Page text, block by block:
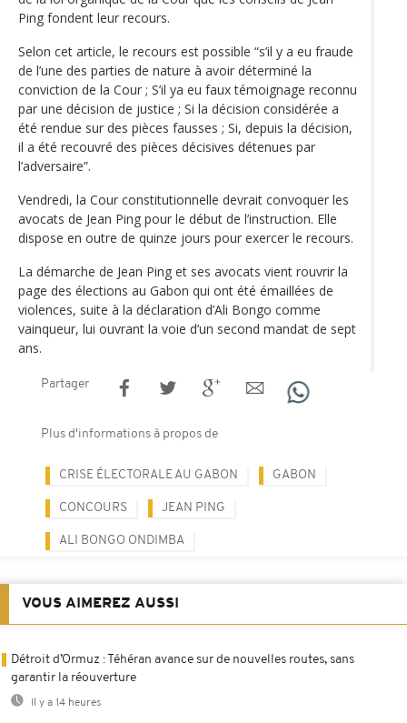
Ping fondent leur recours.
Selon cet article, le recours est possible “s’il y a eu fraude
de l’une des parties de nature à avoir déterminé la
conviction de la Cour ; S’il ya eu faux témoignage reconnu
par une décision de justice ; Si la décision considérée a
été rendue sur des pièces fausses ; Si, depuis la décision,
il a été recouvré des pièces décisives détenues par
l’adversaire”.
Vendredi, la Cour constitutionnelle devrait convoquer les
avocats de Jean Ping pour le début de l’instruction. Elle
dispose en outre de quinze jours pour exercer le recours.
La démarche de Jean Ping et ses avocats vient rouvrir la
page des élections au Gabon qui ont été émaillées de
violences, suite à la déclaration d’Ali Bongo comme
vainqueur, lui ouvrant la voie d’un second mandat de sept
ans.
Partager
Plus d'informations à propos de
CRISE ÉLECTORALE AU GABON GABON
CONCOURS JEAN PING
ALI BONGO ONDIMBA
VOUS AIMEREZ AUSSI
Détroit d’Ormuz : Téhéran avance sur de nouvelles routes, sans
garantir la réouverture
Il y a 14 heures